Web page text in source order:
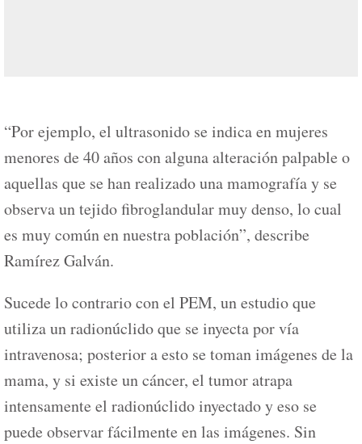
“Por ejemplo, el ultrasonido se indica en mujeres
menores de 40 años con alguna alteración palpable o
aquellas que se han realizado una mamografía y se
observa un tejido fibroglandular muy denso, lo cual
es muy común en nuestra población”, describe
Ramírez Galván.
Sucede lo contrario con el PEM, un estudio que
utiliza un radionúclido que se inyecta por vía
intravenosa; posterior a esto se toman imágenes de la
mama, y si existe un cáncer, el tumor atrapa
intensamente el radionúclido inyectado y eso se
puede observar fácilmente en las imágenes. Sin